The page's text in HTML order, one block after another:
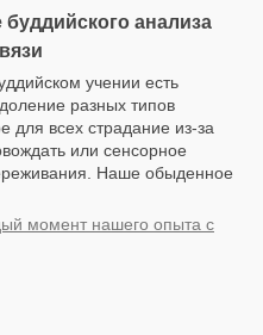
анализа
учении есть
разных типов
для всех страдание из-за
или сенсорное
Наше обыденное
момент нашего опыта с